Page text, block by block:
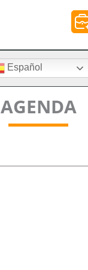
Español
AGENDA